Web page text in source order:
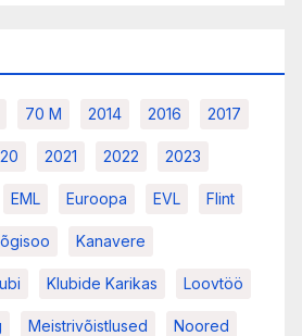
70 M 2014 2016 2017
2021 2022 2023
EML Euroopa EVL Flint
Kanavere
Klubide Karikas Loovtöö
Meistrivõistlused Noored